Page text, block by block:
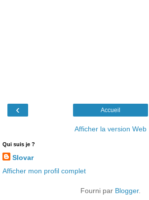
‹ Accueil
Afficher la version Web
Qui suis je ?
Slovar
Afficher mon profil complet
Fourni par Blogger.